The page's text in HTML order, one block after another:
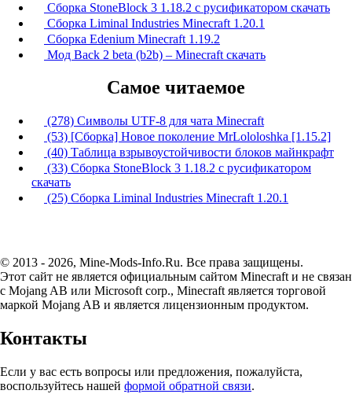
Сборка StoneBlock 3 1.18.2 с русификатором скачать
Сборка Liminal Industries Minecraft 1.20.1
Сборка Edenium Minecraft 1.19.2
Мод Back 2 beta (b2b) – Minecraft скачать
Самое читаемое
(278) Символы UTF-8 для чата Minecraft
(53) [Сборка] Новое поколение MrLololoshka [1.15.2]
(40) Таблица взрывоустойчивости блоков майнкрафт
(33) Сборка StoneBlock 3 1.18.2 с русификатором
скачать
(25) Сборка Liminal Industries Minecraft 1.20.1
© 2013 - 2026, Mine-Mods-Info.Ru. Все права защищены.
Этот сайт не является официальным сайтом Minecraft и не связан
с Mojang AB или Microsoft corp., Minecraft является торговой
маркой Mojang AB и является лицензионным продуктом.
Контакты
Если у вас есть вопросы или предложения, пожалуйста,
воспользуйтесь нашей формой обратной связи.